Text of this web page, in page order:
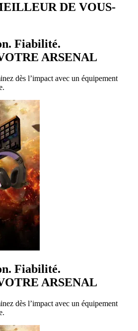
DE VOUS-
Fiabilité.
ARSENAL
dès l’impact avec un équipement
Fiabilité.
ARSENAL
dès l’impact avec un équipement